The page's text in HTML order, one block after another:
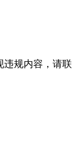
违规内容，请联